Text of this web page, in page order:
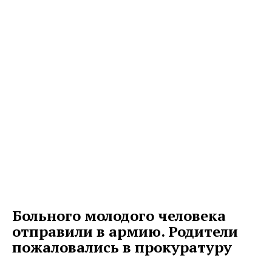
Больного молодого человека
отправили в армию. Родители
пожаловались в прокуратуру